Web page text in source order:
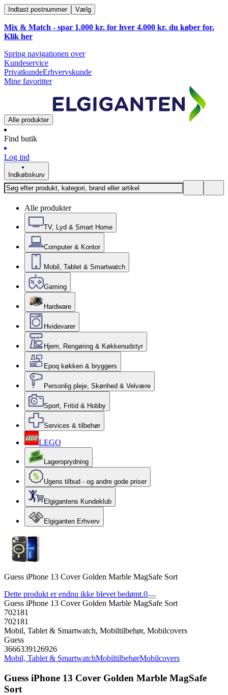
Indtast postnummer Vælg
Mix & Match - spar 1.000 kr. for hver 4.000 kr. du køber for.
Klik her
Spring navigationen over
Kundeservice
PrivatkundeErhvervskunde
Mine favoritter
Alle produkter
Find butik
Log ind
Indkøbskurv
Alle produkter
TV, Lyd & Smart Home
Computer & Kontor
Mobil, Tablet & Smartwatch
Gaming
Hardware
Hvidevarer
Hjem, Rengøring & Køkkenudstyr
Epoq køkken & bryggers
Personlig pleje, Skønhed & Velvære
Sport, Fritid & Hobby
Services & tilbehør
LEGO
Lageroprydning
Ugens tilbud - og andre gode priser
Elgigantens Kundeklub
Elgiganten Erhverv
Guess iPhone 13 Cover Golden Marble MagSafe Sort
Dette produkt er endnu ikke blevet bedømt.0
Guess iPhone 13 Cover Golden Marble MagSafe Sort
702181
702181
Mobil, Tablet & Smartwatch, Mobiltilbehør, Mobilcovers
Guess
3666339126926
Mobil, Tablet & SmartwatchMobiltilbehørMobilcovers
Guess iPhone 13 Cover Golden Marble MagSafe
Sort